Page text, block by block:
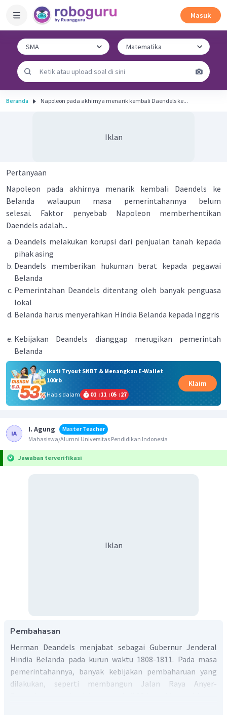
Masuk
Beranda Napoleon pada akhirnya menarik kembali Daendels ke...
Iklan
Pertanyaan
Napoleon pada akhirnya menarik kembali Daendels ke
Belanda walaupun masa pemerintahannya belum
selesai. Faktor penyebab Napoleon memberhentikan
Daendels adalah...
Deandels melakukan korupsi dari penjualan tanah kepada
pihak asing
Deandels memberikan hukuman berat kepada pegawai
Belanda
Pemerintahan Deandels ditentang oleh banyak penguasa
lokal
Belanda harus menyerahkan Hindia Belanda kepada Inggris
Kebijakan Deandels dianggap merugikan pemerintah
Belanda
Ikuti Tryout SNBT & Menangkan E-Wallet
100rb
Habis dalam
01 :11 :05 :27
Klaim
I. Agung
Master Teacher
Mahasiswa/Alumni Universitas Pendidikan Indonesia
Jawaban terverifikasi
Iklan
Pembahasan
Herman Deandels menjabat sebagai Gubernur Jenderal
Hindia Belanda pada kurun waktu 1808-1811. Pada masa
pemerintahannya, banyak kebijakan pembaharuan yang
dilakukan, seperti membangun Jalan Raya Anyer-